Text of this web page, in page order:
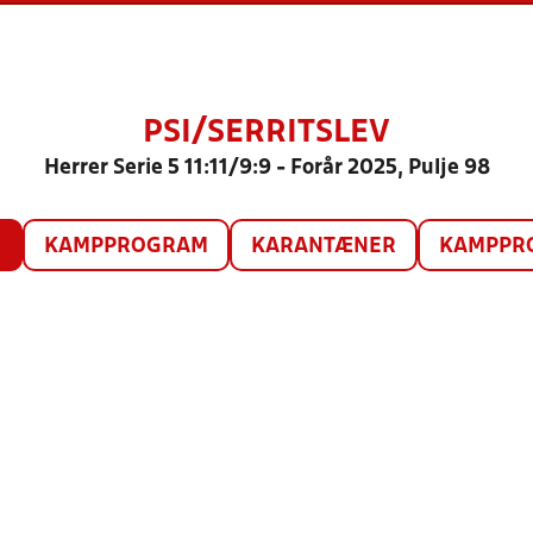
PSI/SERRITSLEV
Herrer Serie 5 11:11/9:9 - Forår 2025, Pulje 98
KAMPPROGRAM KARANTÆNER